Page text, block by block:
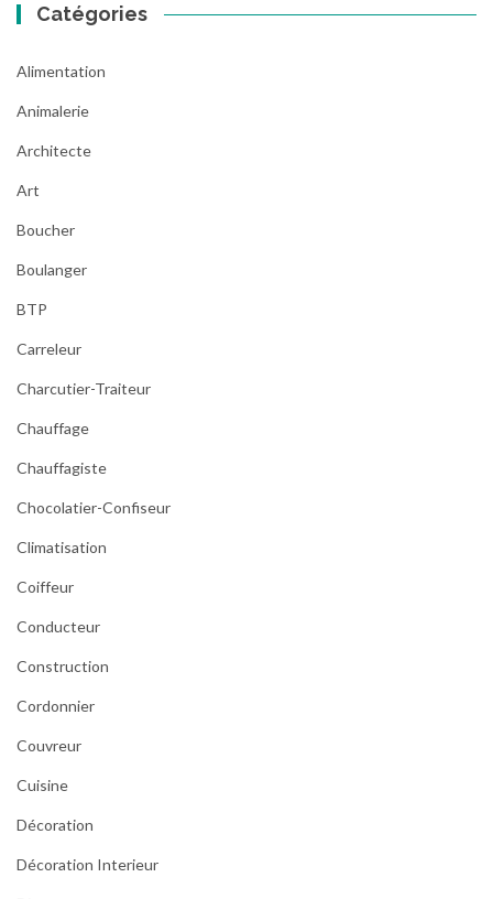
Catégories
Alimentation
Animalerie
Architecte
Art
Boucher
Boulanger
BTP
Carreleur
Charcutier-Traiteur
Chauffage
Chauffagiste
Chocolatier-Confiseur
Climatisation
Coiffeur
Conducteur
Construction
Cordonnier
Couvreur
Cuisine
Décoration
Décoration Interieur